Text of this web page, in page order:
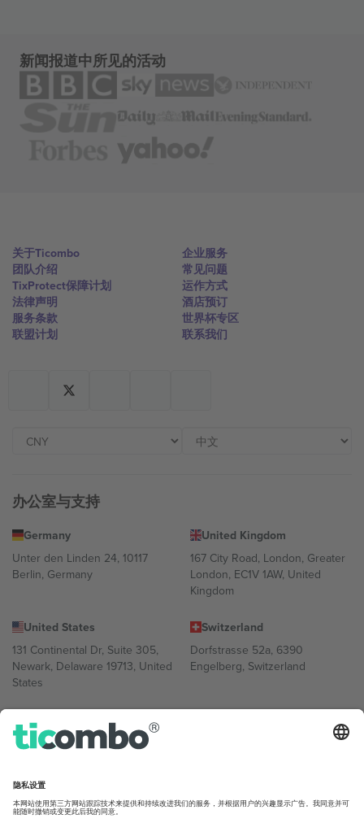
新闻报道中所见的活动
关于Ticombo
团队介绍
TixProtect保障计划
法律声明
服务条款
联盟计划
企业服务
常见问题
运作方式
酒店预订
世界杯专区
联系我们
办公室与支持
Germany
Unter den Linden 24, 10117
Berlin, Germany
United Kingdom
167 City Road, London, Greater
London, EC1V 1AW, United
Kingdom
United States
131 Continental Dr, Suite 305,
Newark, Delaware 19713, United
States
Switzerland
Dorfstrasse 52a, 6390
Engelberg, Switzerland
Bulgaria
Regus Sofia City West, bul
UAE Dubai Silicon Oasis, DDP
Mexico